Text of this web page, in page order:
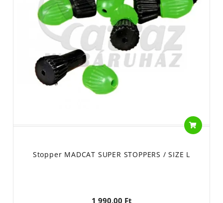
Stopper MADCAT SUPER STOPPERS / SIZE L
1 990,00 Ft